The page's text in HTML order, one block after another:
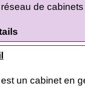
de
un cabinet en